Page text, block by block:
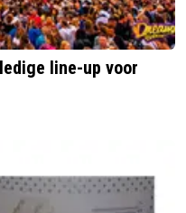
line-up voor